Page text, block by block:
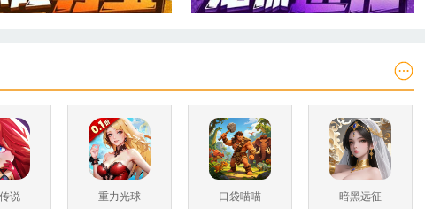
说
重力光球
口袋喵喵
暗黑远征